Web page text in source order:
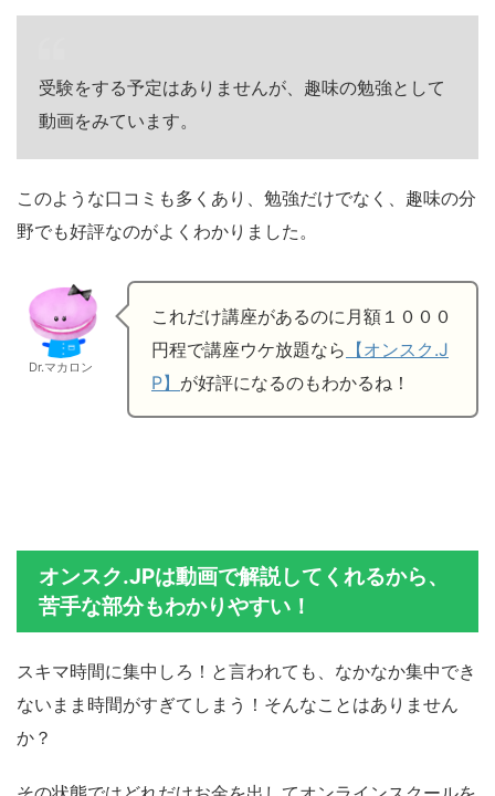
受験をする予定はありませんが、趣味の勉強として
動画をみています。
このような口コミも多くあり、勉強だけでなく、趣味の分
野でも好評なのがよくわかりました。
Dr.マカロン
これだけ講座があるのに月額１０００
円程で講座ウケ放題なら 【オンスク.J
P】 が好評になるのもわかるね！
オンスク.JPは動画で解説してくれるから、
苦手な部分もわかりやすい！
スキマ時間に集中しろ！と言われても、なかなか集中でき
ないまま時間がすぎてしまう！そんなことはありません
か？